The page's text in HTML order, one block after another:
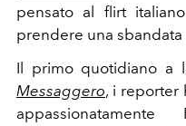
pensato al flirt
prendere una
Il primo quotidiano a
Messaggero, i reporter
appassionatamente